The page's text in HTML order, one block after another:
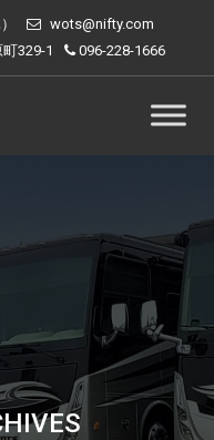
wots@nifty.com
329-1
096-228-1666